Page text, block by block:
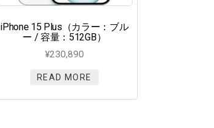
iPhone 15 Plus（カラー：ブル
ー / 容量：512GB）
¥230,890
READ MORE